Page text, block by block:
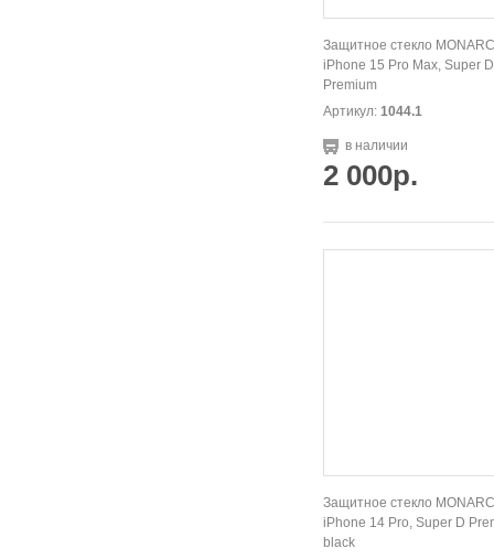
Защитное стекло
iPhone 15 Pro Max, Super D
Premium
Артикул: 1044.1
в наличии
2 000р.
Защитное стекло
iPhone 14 Pro, Super D
black